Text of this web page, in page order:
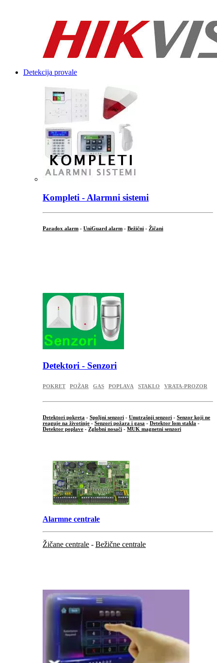
Detekcija provale
Kompleti - Alarmni sistemi
Paradox alarm - UniGuard alarm - Bežični - Žičani
Detektori - Senzori
POKRET POŽAR GAS POPLAVA STAKLO VRATA-PROZOR
Detektori pokreta - Spoljni senzori - Unutrašnji senzori - Senzor koji ne
reaguje na životinje - Senzori požara i gasa - Detektor lom stakla -
Detektor poplave - Zglobni nosači - MUK magnetni senzori
Alarmne centrale
Žičane centrale - Bežične centrale